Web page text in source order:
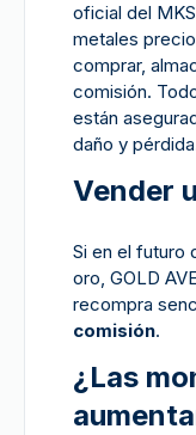
oficial del
metales
comprar,
comisión.
están
daño y
Vender
Si en el futuro
oro, GOLD
recompra
comisión.
¿Las